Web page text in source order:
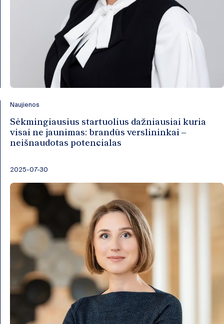
Naujienos
Sėkmingiausius startuolius dažniausiai kuria
visai ne jaunimas: brandūs verslininkai –
neišnaudotas potencialas
2025-07-30